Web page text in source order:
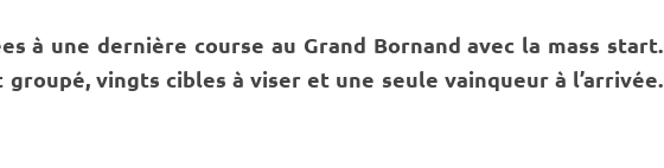
à une dernière course au Grand Bornand avec la mass start.
vingts cibles à viser et une seule vainqueur à l’arrivée.